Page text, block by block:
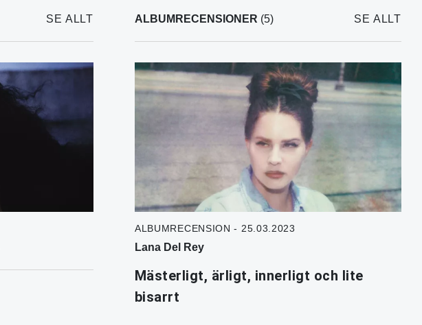
SE ALLT ALBUMRECENSIONER (5) SE ALLT
ALBUMRECENSION - 25.03.2023
Lana Del Rey
Mästerligt, ärligt, innerligt och lite
bisarrt